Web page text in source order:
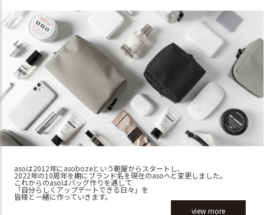
asoは2012年にasobozeという鞄屋からスタートし、
2022年の10周年を期にブランド名を現在のasoへと変更しました。
これからのasoはバッグ作りを通して
「自分らしくアップデートできる日々」を
皆様と一緒に作っていきます。
view more